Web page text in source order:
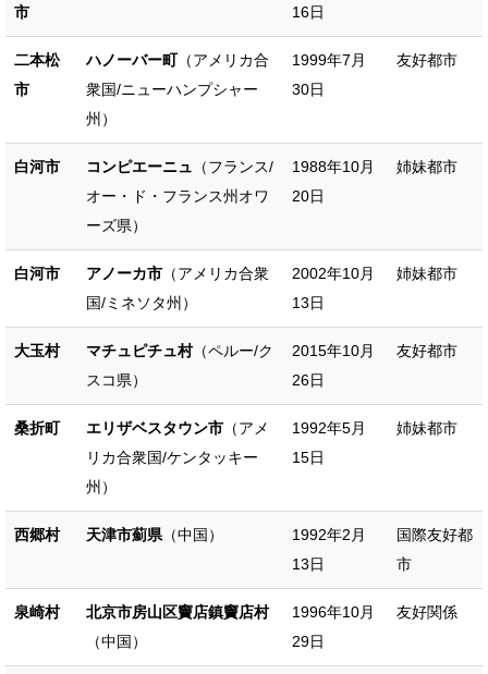
市 16日
二本松
市
ハノーバー町
（アメリカ合
衆国/ニューハンプシャー
州）
1999年7月
30日
友好都市
白河市 コンピエーニュ （フランス/
オー・ド・フランス州オワ
ーズ県）
1988年10月
20日
姉妹都市
白河市 アノーカ市 （アメリカ合衆
国/ミネソタ州）
2002年10月
13日
姉妹都市
大玉村 マチュピチュ村（ペルー/ク
スコ県）
2015年10月
26日
友好都市
桑折町 エリザベスタウン市 （アメ
リカ合衆国/ケンタッキー
州）
1992年5月
15日
姉妹都市
西郷村 天津市薊県（中国）
1992年2月
13日
国際友好都
市
泉崎村
北京市房山区竇店鎮竇店村
（中国）
1996年10月
29日
友好関係